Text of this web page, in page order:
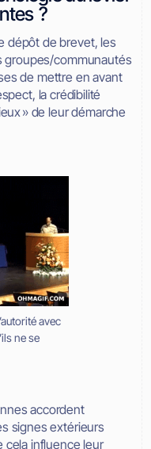
?
dépôt de brevet, les
groupes/communautés
de mettre en avant
la crédibilité
» de leur démarche
avec
ne se
accordent
signes extérieurs
cela influence leur